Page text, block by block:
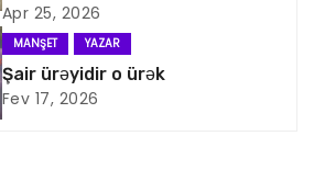
Apr 25, 2026
MANŞET YAZAR
Şair ürəyidir o ürək
Fev 17, 2026